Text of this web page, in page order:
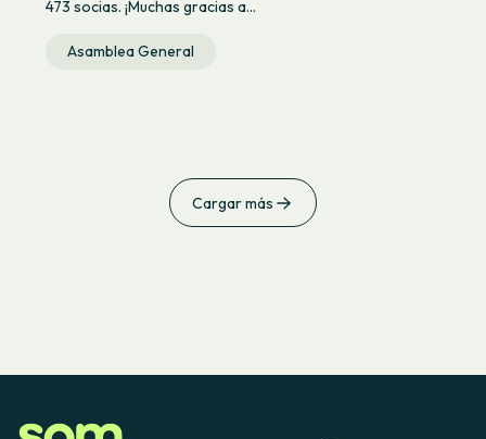
473 socias. ¡Muchas gracias a...
Asamblea General
Cargar más